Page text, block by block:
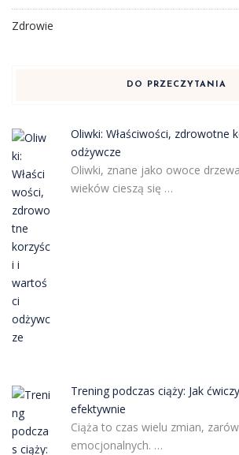
Zdrowie
DO PRZECZYTANIA
Oliwki: Właściwości, zdrowotne
odżywcze
Oliwki, znane jako owoce
wieków cieszą się …
Trening podczas ciąży: Jak
efektywnie
Ciąża to czas wielu zmian,
emocjonalnych. …